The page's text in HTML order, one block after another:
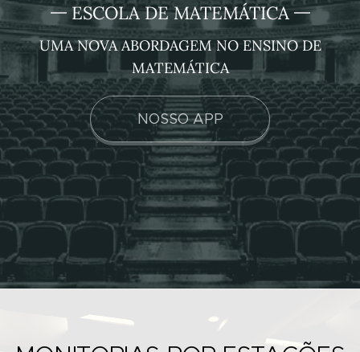
ESCOLA DE MATEMÁTICA
UMA NOVA ABORDAGEM NO ENSINO DE
MATEMÁTICA
NOSSO APP